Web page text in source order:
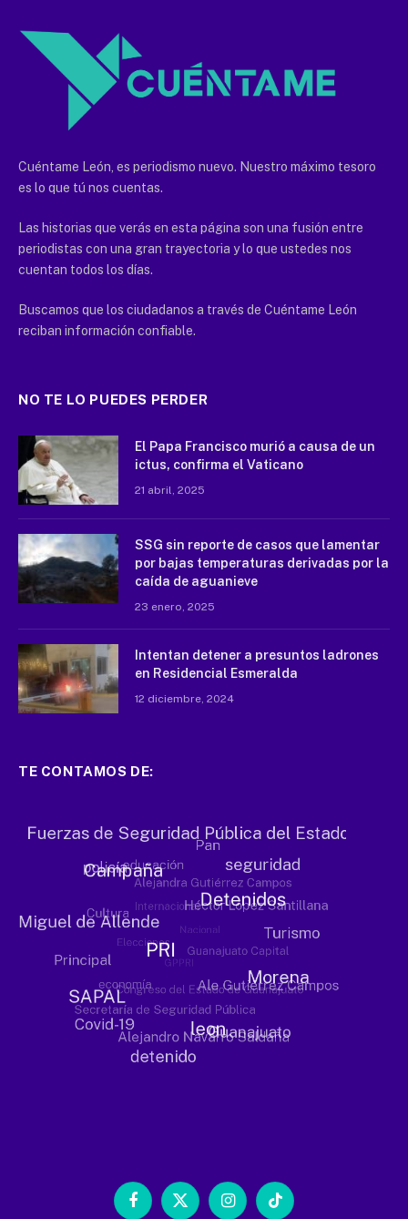
Cuéntame León, es periodismo nuevo. Nuestro máximo tesoro
es lo que tú nos cuentas.
Las historias que verás en esta página son una fusión entre
periodistas con una gran trayectoria y lo que ustedes nos
cuentan todos los días.
Buscamos que los ciudadanos a través de Cuéntame León
reciban información confiable.
NO TE LO PUEDES PERDER
El Papa Francisco murió a causa de un
ictus, confirma el Vaticano
21 abril, 2025
SSG sin reporte de casos que lamentar
por bajas temperaturas derivadas por la
caída de aguanieve
23 enero, 2025
Intentan detener a presuntos ladrones
en Residencial Esmeralda
12 diciembre, 2024
TE CONTAMOS DE:
Facebook
X
InstagramTikTok